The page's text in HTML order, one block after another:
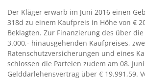
Der Kläger erwarb im Juni 2016 einen
318d zu einem Kaufpreis in Höhe von €
Beklagten. Zur Finanzierung des über
3.000,- hinausgehenden Kaufpreises,
Ratenschutzversicherungen und eines
schlossen die Parteien zudem am 08.
Gelddarlehensvertrag über € 19.991,59.